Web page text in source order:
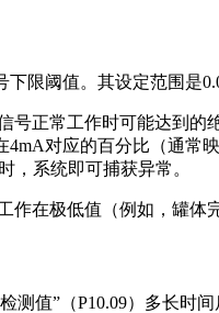
限阈值。其设定范围是
号正常工作时可能达到的
对应的百分比（通常
，系统即可捕获异常。
作在极低值（例如，罐体
测值”（P10.09）多长时